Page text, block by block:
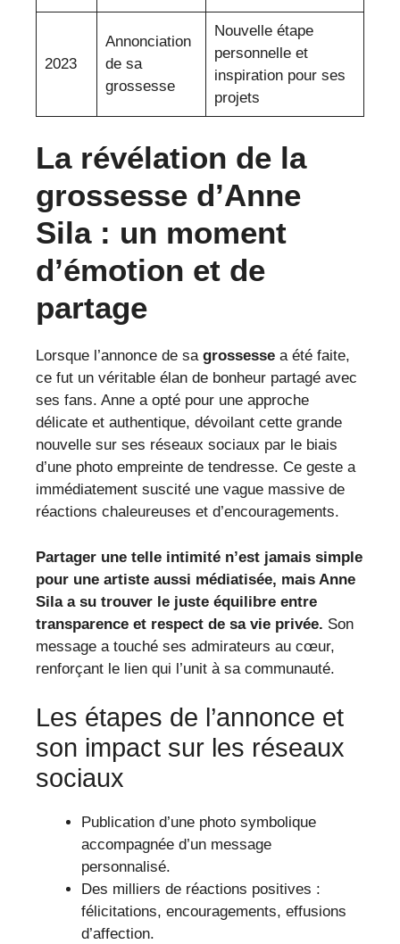
2023
Annonciation
de sa
grossesse
Nouvelle étape
personnelle et
inspiration pour ses
projets
La révélation de la
grossesse d’Anne
Sila : un moment
d’émotion et de
partage
Lorsque l’annonce de sa grossesse a été faite,
ce fut un véritable élan de bonheur partagé avec
ses fans. Anne a opté pour une approche
délicate et authentique, dévoilant cette grande
nouvelle sur ses réseaux sociaux par le biais
d’une photo empreinte de tendresse. Ce geste a
immédiatement suscité une vague massive de
réactions chaleureuses et d’encouragements.
Partager une telle intimité n’est jamais simple
pour une artiste aussi médiatisée, mais Anne
Sila a su trouver le juste équilibre entre
transparence et respect de sa vie privée. Son
message a touché ses admirateurs au cœur,
renforçant le lien qui l’unit à sa communauté.
Les étapes de l’annonce et
son impact sur les réseaux
sociaux
Publication d’une photo symbolique
accompagnée d’un message
personnalisé.
Des milliers de réactions positives :
félicitations, encouragements, effusions
d’affection.